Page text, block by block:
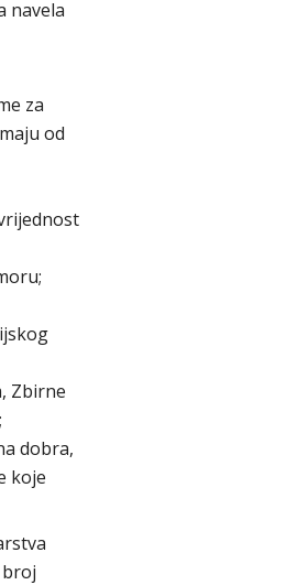
navela
za
od
Zbirne
dobra,
koje